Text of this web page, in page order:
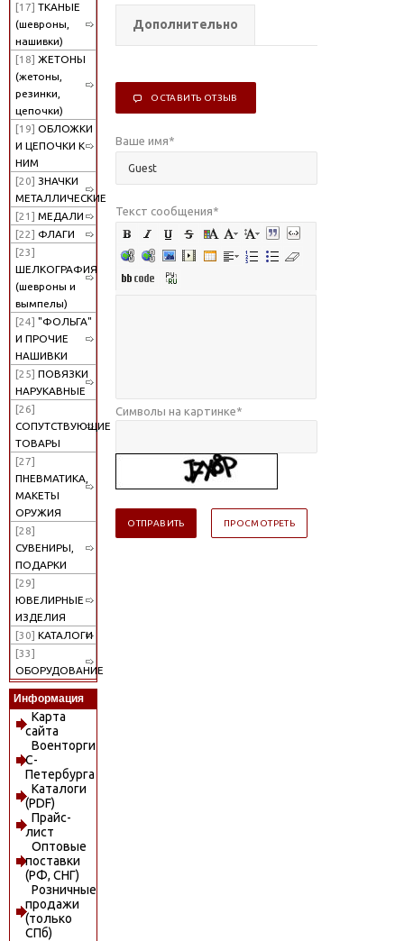
[17] ТКАНЫЕ
(шевроны,
нашивки)
[18] ЖЕТОНЫ
(жетоны,
резинки,
цепочки)
[19] ОБЛОЖКИ
И ЦЕПОЧКИ К
НИМ
[20] ЗНАЧКИ
МЕТАЛЛИЧЕСКИЕ
[21] МЕДАЛИ
[22] ФЛАГИ
[23]
ШЕЛКОГРАФИЯ
(шевроны и
вымпелы)
[24] "ФОЛЬГА"
И ПРОЧИЕ
НАШИВКИ
[25] ПОВЯЗКИ
НАРУКАВНЫЕ
[26]
СОПУТСТВУЮЩИЕ
ТОВАРЫ
[27]
ПНЕВМАТИКА,
МАКЕТЫ
ОРУЖИЯ
[28]
СУВЕНИРЫ,
ПОДАРКИ
[29]
ЮВЕЛИРНЫЕ
ИЗДЕЛИЯ
[30] КАТАЛОГИ
[33]
ОБОРУДОВАНИЕ
Информация
Карта
сайта
Военторги
С-
Петербурга
Каталоги
(PDF)
Прайс-
лист
Оптовые
поставки
(РФ, СНГ)
Розничные
продажи
(только
СПб)
Дополнительно
ОСТАВИТЬ ОТЗЫВ
Ваше имя*
Текст сообщения*
Символы на картинке*